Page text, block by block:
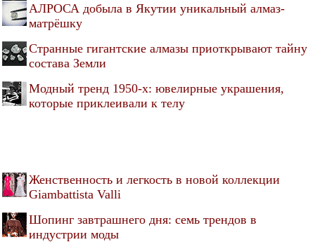
АЛРОСА добыла в Якутии уникальный алмаз-
матрёшку
Странные гигантские алмазы приоткрывают тайну
состава Земли
Модный тренд 1950-х: ювелирные украшения,
которые приклеивали к телу
Женственность и легкость в новой коллекции
Giambattista Valli
Шопинг завтрашнего дня: семь трендов в
индустрии моды